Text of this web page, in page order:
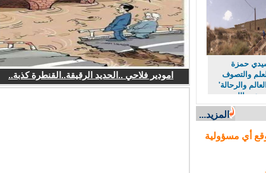
حمزة
والتصوف
والرحالة'
الله
المزيد...
أي مسؤولية
امودير فلاحي ..الحديد الرقيقة..القنطرة كذبة..